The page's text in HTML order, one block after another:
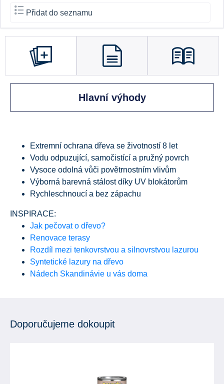
Přidat do seznamu
Hlavní výhody
Extremní ochrana dřeva se životností 8 let
Vodu odpuzující, samočistící a pružný povrch
Vysoce odolná vůči povětrnostním vlivům
Výborná barevná stálost díky UV blokátorům
Rychleschnoucí a bez zápachu
INSPIRACE:
Jak pečovat o dřevo?
Renovace terasy
Rozdíl mezi tenkovrstvou a silnovrstvou lazurou
Syntetické lazury na dřevo
Nádech Skandinávie u vás doma
Doporučujeme dokoupit